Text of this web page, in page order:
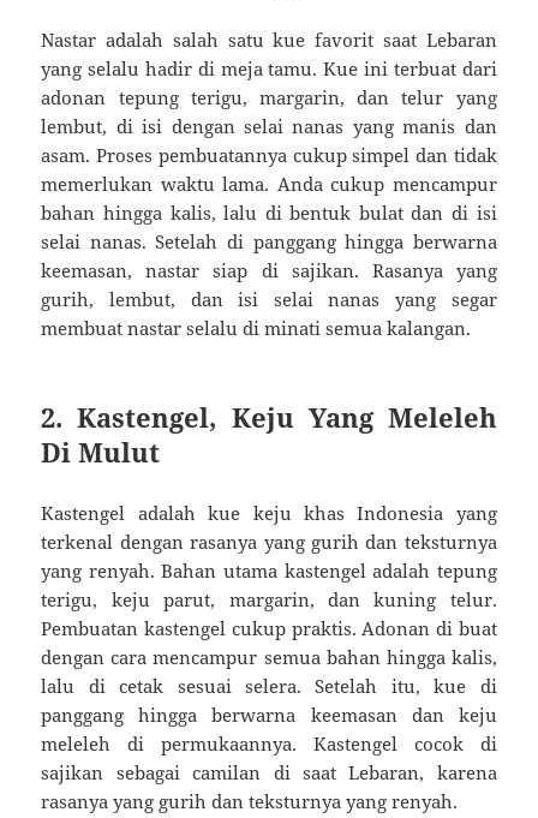
Nastar adalah salah satu kue favorit saat Lebaran
yang selalu hadir di meja tamu. Kue ini terbuat dari
adonan tepung terigu, margarin, dan telur yang
lembut, di isi dengan selai nanas yang manis dan
asam. Proses pembuatannya cukup simpel dan tidak
memerlukan waktu lama. Anda cukup mencampur
bahan hingga kalis, lalu di bentuk bulat dan di isi
selai nanas. Setelah di panggang hingga berwarna
keemasan, nastar siap di sajikan. Rasanya yang
gurih, lembut, dan isi selai nanas yang segar
membuat nastar selalu di minati semua kalangan.
2. Kastengel, Keju Yang Meleleh
Di Mulut
Kastengel adalah kue keju khas Indonesia yang
terkenal dengan rasanya yang gurih dan teksturnya
yang renyah. Bahan utama kastengel adalah tepung
terigu, keju parut, margarin, dan kuning telur.
Pembuatan kastengel cukup praktis. Adonan di buat
dengan cara mencampur semua bahan hingga kalis,
lalu di cetak sesuai selera. Setelah itu, kue di
panggang hingga berwarna keemasan dan keju
meleleh di permukaannya. Kastengel cocok di
sajikan sebagai camilan di saat Lebaran, karena
rasanya yang gurih dan teksturnya yang renyah.